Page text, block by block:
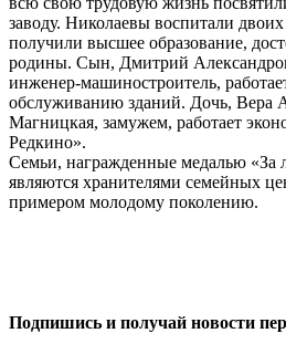
заводу. Николаевы воспитали
получили высшее образование,
родины. Сын, Дмитрий
инженер-машиностроитель,
обслуживанию зданий. Дочь, Вера
Магницкая, замужем, работает
Редкино».
Семьи, награжденные медалью «За
являются хранителями семейных
примером молодому поколению.
Подпишись и получай новости